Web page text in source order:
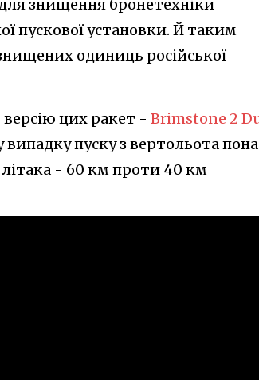
знищення бронетехніки
пускової установки. Й таким
одиниць російської
цих ракет - Brimstone 2
випадку пуску з вертольота
літака - 60 км проти 40 км